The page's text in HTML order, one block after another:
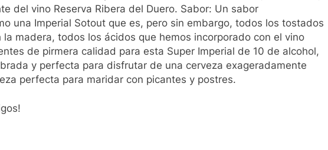
del vino Reserva Ribera del Duero. Sabor: Un sabor
una Imperial Sotout que es, pero sin embargo, todos los tostados
madera, todos los ácidos que hemos incorporado con el vino
de pirmera calidad para esta Super Imperial de 10 de alcohol,
y perfecta para disfrutar de una cerveza exageradamente
perfecta para maridar con picantes y postres.